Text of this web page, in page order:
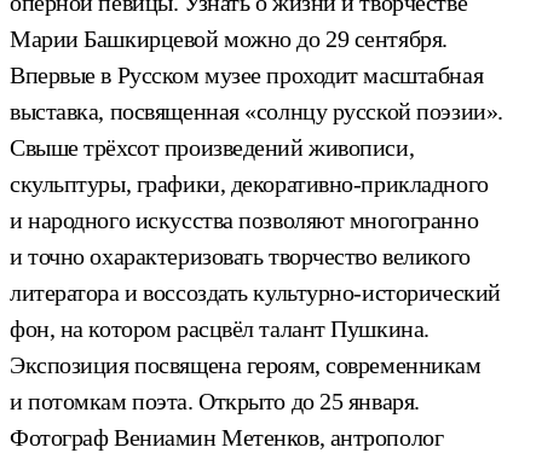
Марии Башкирцевой можно до 29 сентября.
Впервые в Русском музее проходит масштабная
выставка, посвященная «солнцу русской поэзии».
Свыше трёхсот произведений живописи,
скульптуры, графики, декоративно-прикладного
и народного искусства позволяют многогранно
и точно охарактеризовать творчество великого
литератора и воссоздать культурно-исторический
фон, на котором расцвёл талант Пушкина.
Экспозиция посвящена героям, современникам
и потомкам поэта. Открыто до 25 января.
Фотограф Вениамин Метенков, антрополог